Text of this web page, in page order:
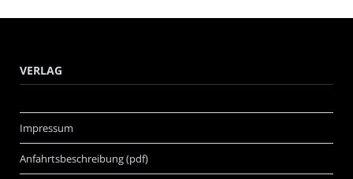
VERLAG
Impressum
Anfahrtsbeschreibung (pdf)